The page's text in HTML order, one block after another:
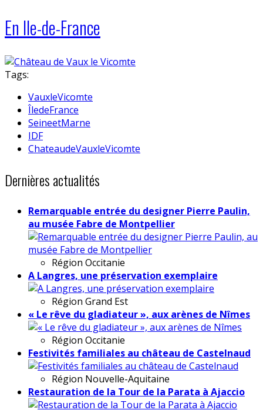
En Ile-de-France
Tags:
VauxleVicomte
ÎledeFrance
SeineetMarne
IDF
ChateaudeVauxleVicomte
Dernières actualités
Remarquable entrée du designer Pierre Paulin,
au musée Fabre de Montpellier
Région Occitanie
A Langres, une préservation exemplaire
Région Grand Est
« Le rêve du gladiateur », aux arènes de Nîmes
Région Occitanie
Festivités familiales au château de Castelnaud
Région Nouvelle-Aquitaine
Restauration de la Tour de la Parata à Ajaccio